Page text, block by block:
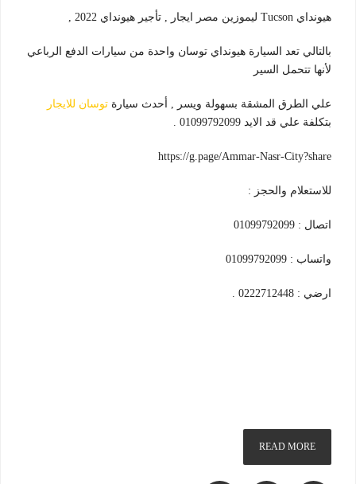
هيونداي Tucson ليموزين مصر ايجار , تأجير هيونداي 2022 ,
بالتالي تعد السيارة هيونداي توسان واحدة من سيارات الدفع الرباعي
لأنها تتحمل السير
علي الطرق المشقة بسهولة ويسر , أحدث سيارة توسان للايجار
بتكلفة علي قد الايد 01099792099 .
https://g.page/Ammar-Nasr-City?share
للاستعلام والحجز :
اتصال : 01099792099
واتساب : 01099792099
ارضي : 0222712448 .
READ MORE